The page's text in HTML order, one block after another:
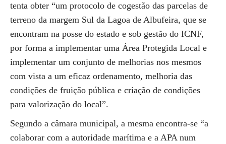
tenta obter “um protocolo de cogestão das parcelas de
terreno da margem Sul da Lagoa de Albufeira, que se
encontram na posse do estado e sob gestão do ICNF,
por forma a implementar uma Área Protegida Local e
implementar um conjunto de melhorias nos mesmos
com vista a um eficaz ordenamento, melhoria das
condições de fruição pública e criação de condições
para valorização do local”.
Segundo a câmara municipal, a mesma encontra-se “a
colaborar com a autoridade marítima e a APA num